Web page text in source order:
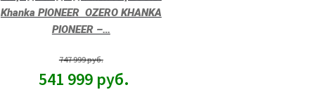
Khanka PIONEER OZERO KHANKA
PIONEER –…
747 999руб.
541 999 руб.